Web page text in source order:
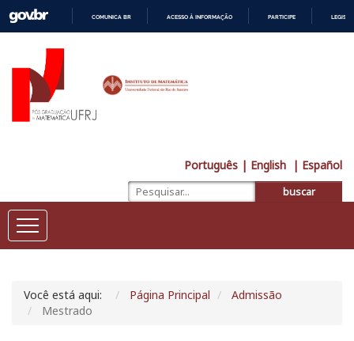
COMUNICA BR ACESSO À INFORMAÇÃO PARTICIPE
Português | English | Español
buscar
Você está aqui: Página Principal
Admissão
Mestrado